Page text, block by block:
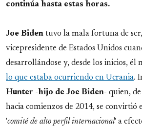
continúa hasta estas horas.
Joe Biden tuvo la mala fortuna de
vicepresidente de Estados Unidos
desarrollándose y, desde los inicios, él
lo que estaba ocurriendo en Ucrania.
Hunter -hijo de Joe Biden- quien,
hacia comienzos de 2014, se
'comité de alto perfil internacional' a